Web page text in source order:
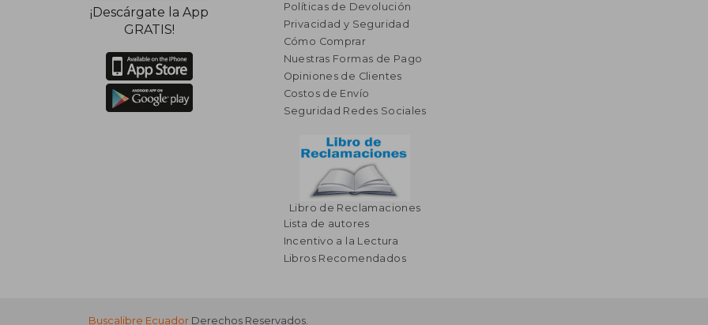
¡Descárgate la App
GRATIS!
Políticas de Devolución
Privacidad y Seguridad
Cómo Comprar
Nuestras Formas de Pago
Opiniones de Clientes
Costos de Envío
Seguridad Redes Sociales
Libro de Reclamaciones
Lista de autores
Incentivo a la Lectura
Libros Recomendados
Buscalibre Ecuador Derechos Reservados.